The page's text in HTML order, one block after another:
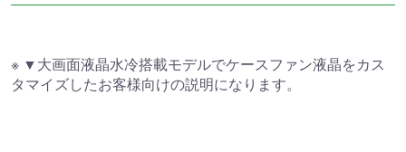
※ ▼大画面液晶水冷搭載モデルでケースファン液晶をカス
タマイズしたお客様向けの説明になります。